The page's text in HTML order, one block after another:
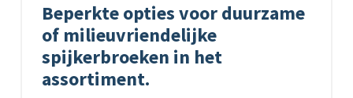
Beperkte opties voor duurzame
of milieuvriendelijke
spijkerbroeken in het
assortiment.